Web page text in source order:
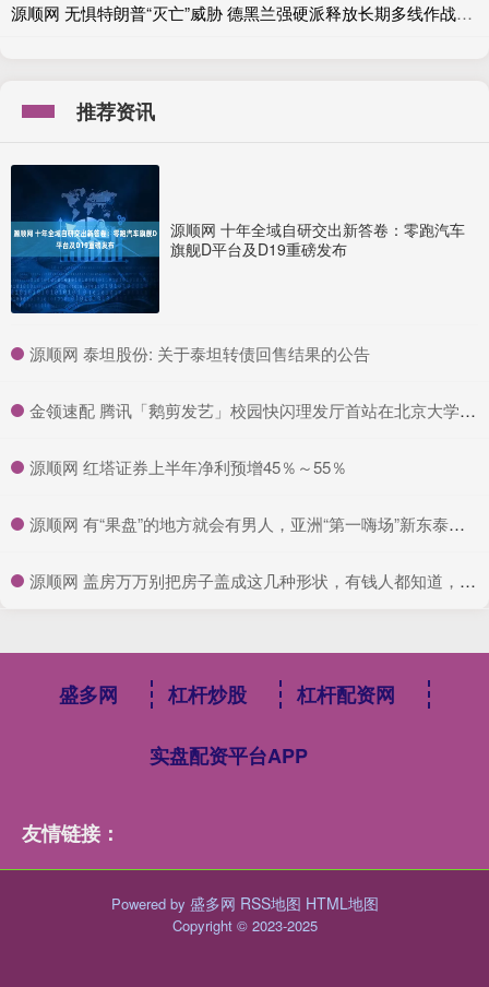
源顺网 无惧特朗普“灭亡”威胁 德黑兰强硬派释放长期多线作战意愿
推荐资讯
源顺网 十年全域自研交出新答卷：零跑汽车
旗舰D平台及D19重磅发布
​源顺网 泰坦股份: 关于泰坦转债回售结果的公告
​金领速配 腾讯「鹅剪发艺」校园快闪理发厅首站在北京大学,助力毕业季学子“理”出新形象,闪耀启航就业路
​源顺网 红塔证券上半年净利预增45％～55％
​源顺网 有“果盘”的地方就会有男人，亚洲“第一嗨场”新东泰覆灭记_卢新_工作_黑社会
​源顺网 盖房万万别把房子盖成这几种形状，有钱人都知道，当心越住越穷_空间_采光_圆形
盛多网 杠杆炒股 杠杆配资网
实盘配资平台APP
友情链接：
Powered by 盛多网 RSS地图 HTML地图
Copyright © 2023-2025